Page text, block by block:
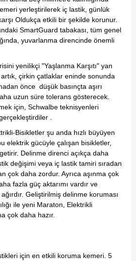
yerleştirilerek iç lastik, günlük
Oldukça etkili bir şekilde korunur.
SmartGuard tabakası, tüm genel
yuvarlanma direncinde önemli
yenilikçi "Yaşlanma Karşıtı" yan
çirkin çatlaklar eninde sonunda
önce düşük basınçta aşırı
uzun süre tolerans gösterecek.
için, Schwalbe teknisyenleri
.
Bisikletler şu anda hızlı büyüyen
elektrik gücüyle çalışan bisikletler,
Delinme direnci açıkça daha
değişimi veya iç lastik tamiri sıradan
çok daha zordur. Ayrıca aşınma çok
fazla güç aktarımı vardır ve
Geliştirilmiş delinme koruması
ile yeni Maraton, Elektrikli
çok daha hazır.
için en etkili koruma kemeri. 5